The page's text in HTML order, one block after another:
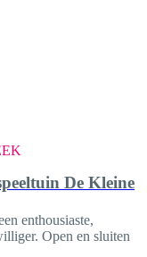
De Kleine
enthousiaste,
Open en sluiten